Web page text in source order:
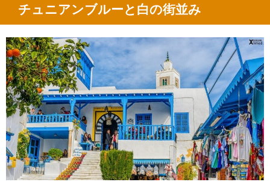
チュニアンブルーと白の街並み